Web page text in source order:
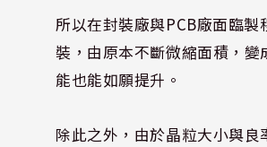
所以在封裝廠與PCB廠面臨製
裝，由原本不斷微縮面積，
能也能如願提升。
除此之外，由於晶粒大小與